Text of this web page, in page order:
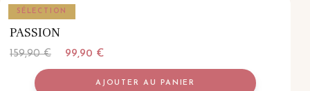
ASSIETTES
PASSION
SÉLECTION
159,90€
Le
prix
99,90 €Le
prix
actuel
AJOUTER AU PANIER